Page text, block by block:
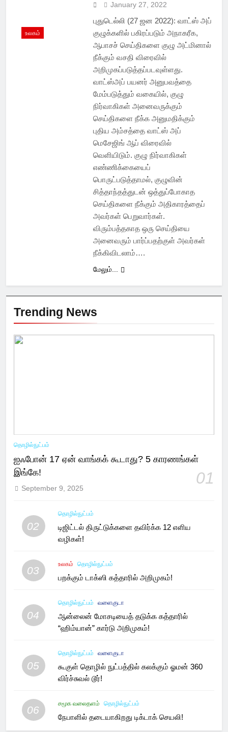
உலகம்
January 27, 2022
புதுடெல்லி (27 ஜன 2022): வாட்ஸ் அப்
குழுக்களில் பகிரப்படும் அநாகரீக,
ஆபாசச் செய்திகளை குழு அட்மினால்
நீக்கும் வசதி விரைவில்
அறிமுகப்படுத்தப்படவுள்ளது.
வாட்ஸ்அப் பயனர் அனுபவத்தை
மேம்படுத்தும் வகையில், குழு
நிர்வாகிகள் அனைவருக்கும்
செய்திகளை நீக்க அனுமதிக்கும்
புதிய அம்சத்தை வாட்ஸ் அப்
மெசேஜிங் ஆப் விரைவில்
வெளியிடும். குழு நிர்வாகிகள்
எண்ணிக்கையைப்
பொருட்படுத்தாமல், குழுவின்
சித்தாந்தத்துடன் ஒத்துப்போகாத
செய்திகளை நீக்கும் அதிகாரத்தைப்
அவர்கள் பெறுவார்கள்.
விரும்பத்தகாத ஒரு செய்தியை
அனைவரும் பார்ப்பதற்குள் அவர்கள்
நீக்கிவிடலாம்….
மேலும்...
Trending News
தொழில்நுட்பம்
ஐஃபோன் 17 ஏன் வாங்கக் கூடாது? 5 காரணங்கள்
இங்கே!
01
September 9, 2025
02
தொழில்நுட்பம்
டிஜிட்டல் திருட்டுக்களை தவிர்க்க 12 எளிய
வழிகள்!
03
உலகம் தொழில்நுட்பம்
பறக்கும் டாக்ஸி கத்தாரில் அறிமுகம்!
04
தொழில்நுட்பம் வளைகுடா
ஆன்லைன் மோசடியைத் தடுக்க கத்தாரில்
“ஹிம்யான்” கார்டு அறிமுகம்!
05
தொழில்நுட்பம் வளைகுடா
கூகுள் தொழில் நுட்பத்தில் கலக்கும் ஓமன் 360
விர்ச்சுவல் டூர்!
06
சமூக வலைதளம் தொழில்நுட்பம்
நேபாளில் தடையாகிறது டிக்டாக் செயலி!